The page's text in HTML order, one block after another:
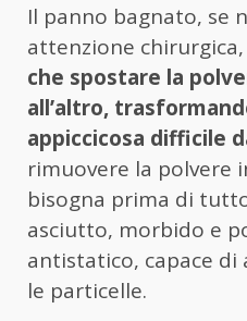
Il panno bagnato, se
attenzione
che spostare la
all’altro,
appiccicosa difficile
rimuovere la polvere
bisogna prima di
asciutto, morbido e
antistatico, capace
le particelle.